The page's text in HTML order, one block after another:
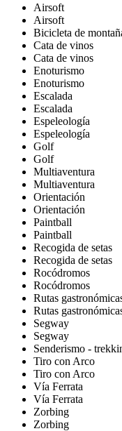
Airsoft
Airsoft
Bicicleta de
Cata de vinos
Cata de vinos
Enoturismo
Enoturismo
Escalada
Escalada
Espeleología
Espeleología
Golf
Golf
Multiaventura
Multiaventura
Orientación
Orientación
Paintball
Paintball
Recogida de setas
Recogida de setas
Rocódromos
Rocódromos
Rutas
Rutas
Segway
Segway
Senderismo -
Tiro con Arco
Tiro con Arco
Vía Ferrata
Vía Ferrata
Zorbing
Zorbing